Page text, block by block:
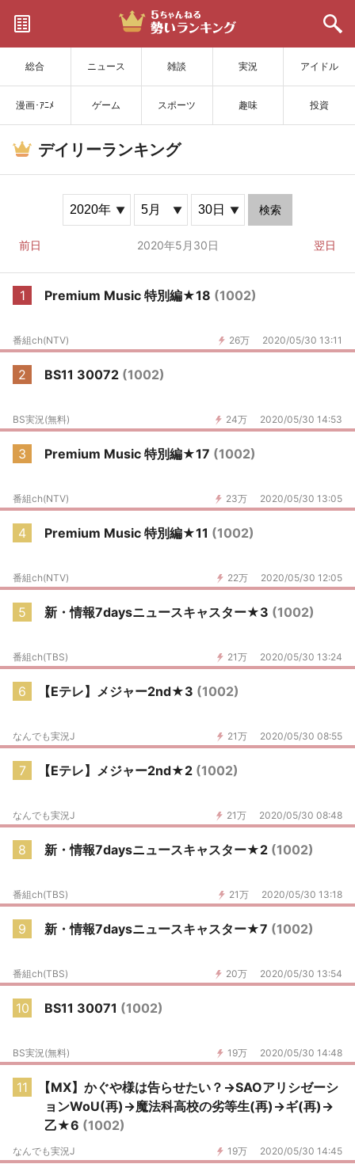
総合 ニュース 雑談 実況 アイドル
漫画･ｱﾆﾒ ゲーム スポーツ 趣味 投資
サイトを更新
デイリーランキング
検索
前日 2020年5月30日 翌日
1 Premium Music 特別編★18 (1002)
26万 2020/05/30 13:11
番組ch(NTV)
2 BS11 30072 (1002)
24万 2020/05/30 14:53
BS実況(無料)
3 Premium Music 特別編★17 (1002)
23万 2020/05/30 13:05
番組ch(NTV)
4 Premium Music 特別編★11 (1002)
22万 2020/05/30 12:05
番組ch(NTV)
5 新・情報7daysニュースキャスター★3 (1002)
21万 2020/05/30 13:24
番組ch(TBS)
6 【Eテレ】メジャー2nd★3 (1002)
21万 2020/05/30 08:55
なんでも実況J
7 【Eテレ】メジャー2nd★2 (1002)
21万 2020/05/30 08:48
なんでも実況J
8 新・情報7daysニュースキャスター★2 (1002)
21万 2020/05/30 13:18
番組ch(TBS)
9 新・情報7daysニュースキャスター★7 (1002)
20万 2020/05/30 13:54
番組ch(TBS)
10 BS11 30071 (1002)
19万 2020/05/30 14:48
BS実況(無料)
11
【MX】かぐや様は告らせたい？→SAOアリシゼーシ
ョンWoU(再)→魔法科高校の劣等生(再)→ギ(再)→
乙★6 (1002)
19万 2020/05/30 14:45
なんでも実況J